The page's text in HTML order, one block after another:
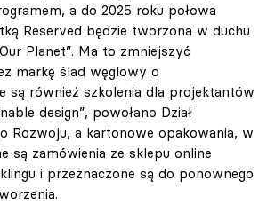
a do 2025 roku połowa
Reserved będzie tworzona w duchu
Planet”. Ma to zmniejszyć
markę ślad węglowy o
są również szkolenia dla projektantów
design”, powołano Dział
Rozwoju, a kartonowe opakowania, w
są zamówienia ze sklepu online
i przeznaczone są do ponownego